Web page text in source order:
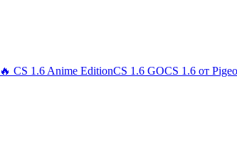
🔥 CS 1.6 Anime EditionCS 1.6 GOCS 1.6 от